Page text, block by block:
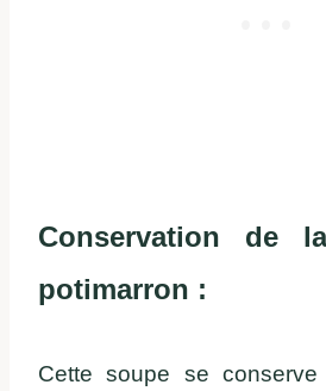
Conservation de
potimarron :
Cette soupe se conserve